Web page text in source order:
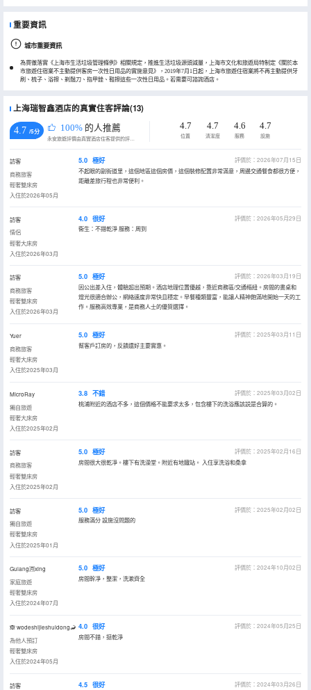
重要資訊
城市重要資訊
為貫徹落實《上海市生活垃圾管理條例》相關規定，推進生活垃圾源頭減量，上海市文化和旅遊局特制定《關於本
市旅遊住宿業不主動提供客房一次性日用品的實施意見》，2019年7月1日起，上海市旅遊住宿業將不再主動提供牙
刷、梳子、浴擦、剃鬚刀、指甲銼、鞋擦這些一次性日用品。若需要可諮詢酒店。
上海瑞智鑫酒店的真實住客評論(13)
4.7 /5分 100% 的人推薦
永安旅遊評價由真實酒店住客提供的評價。
4.7
位置
4.7
清潔度
4.6
服務
4.7
設施
訪客
商務旅客
輕奢雙床房
入住於2026年05月
5.0 極好
評價於：2026年07月15日
不起眼的副街道里，這個地區這個房價，這個裝修配置非常滿意，周邊交通餐食都很方便，
距離差旅行程也非常便利。
訪客
情侶
輕奢大床房
入住於2026年03月
4.0 很好
評價於：2026年05月29日
衞生：不錯乾淨 服務：周到
訪客
商務旅客
輕奢雙床房
入住於2026年03月
5.0 極好
評價於：2026年03月19日
因公出差入住，體驗超出預期。酒店地理位置優越，靠近商務區/交通樞紐。房間的書桌和
燈光很適合辦公，網絡速度非常快且穩定。早餐種類豐富，能讓人精神飽滿地開始一天的工
作。服務高效專業，是商務人士的優質選擇。
Yuer
商務旅客
輕奢大床房
入住於2025年03月
5.0 極好
評價於：2025年03月11日
幫客戶訂房的，反饋還好主要實惠。
MicroRay
獨自旅遊
輕奢大床房
入住於2025年02月
3.8 不錯
評價於：2025年03月02日
桃浦附近的酒店不多，這個價格不能要求太多，包含樓下的洗浴應該説是合算的。
訪客
商務旅客
輕奢雙床房
入住於2025年02月
5.0 極好
評價於：2025年02月16日
房間很大很乾凈。樓下有洗澡堂。附近有地鐵站。 入住享洗浴和桑拿
訪客
獨自旅遊
輕奢雙床房
入住於2025年01月
5.0 極好
評價於：2025年02月02日
服務滿分 設施沒問題的
Gulang🈷️xing
家庭旅遊
輕奢雙床房
入住於2024年07月
5.0 極好
評價於：2024年10月02日
房間幹凈，整潔，洗漱齊全
🙈 wodeshijieshuidong🦂
為他人預訂
輕奢雙床房
入住於2024年05月
4.0 很好
評價於：2024年05月25日
房間不錯，挺乾淨
訪客
4.5 很好
評價於：2024年03月26日